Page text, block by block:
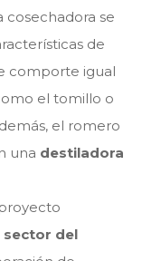
cosechadora se
de
comporte igual
el tomillo o
el romero
una destiladora
sector del